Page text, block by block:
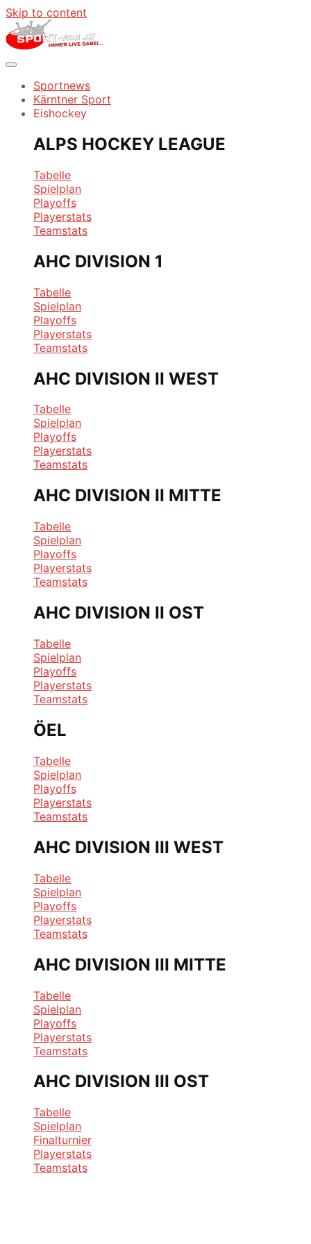
Skip to content
Sportnews
Kärntner Sport
Eishockey
ALPS HOCKEY LEAGUE
Tabelle
Spielplan
Playoffs
Playerstats
Teamstats
AHC DIVISION 1
Tabelle
Spielplan
Playoffs
Playerstats
Teamstats
AHC DIVISION II WEST
Tabelle
Spielplan
Playoffs
Playerstats
Teamstats
AHC DIVISION II MITTE
Tabelle
Spielplan
Playoffs
Playerstats
Teamstats
AHC DIVISION II OST
Tabelle
Spielplan
Playoffs
Playerstats
Teamstats
ÖEL
Tabelle
Spielplan
Playoffs
Playerstats
Teamstats
AHC DIVISION III WEST
Tabelle
Spielplan
Playoffs
Playerstats
Teamstats
AHC DIVISION III MITTE
Tabelle
Spielplan
Playoffs
Playerstats
Teamstats
AHC DIVISION III OST
Tabelle
Spielplan
Finalturnier
Playerstats
Teamstats